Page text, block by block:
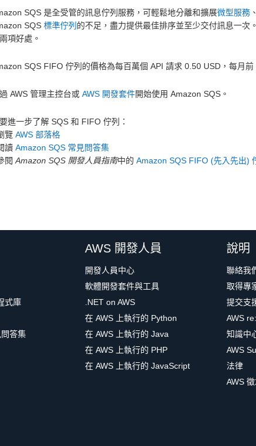
SQS 是全受管的訊息佇列服務，可輕鬆地分離和擴展微型服務
SQS 標準佇列 的不足，盡力提供最佳排序並至少交付訊息一
項好處。
SQS FIFO 佇列的價格為每百萬個 API 請求 0.50 USD，每月
AWS 管理主控台或 AWS 開發套件開始使用 Amazon SQS。
進一步了解 SQS 和 FIFO 佇列：
覽 AWS 部落格
讀 Amazon SQS 常見問答集
閱 Amazon SQS 開發人員指南中的 Amazon SQS FIFO (先入先出)
式庫
答集
AWS 開發人員
開發人員中心
軟體開發套件與工具
.NET on AWS
在 AWS 上執行的 Python
在 AWS 上執行的 Java
在 AWS 上執行的 PHP
在 AWS 上執行的 JavaScript
說明
聯絡我
取得專
提交支
AWS
知識中
AWS
法律
AWS